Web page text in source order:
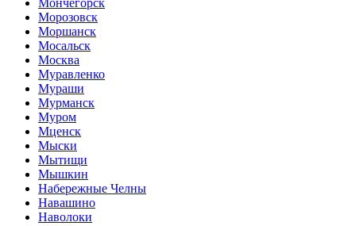
Мончегорск
Морозовск
Моршанск
Мосальск
Москва
Муравленко
Мураши
Мурманск
Муром
Мценск
Мыски
Мытищи
Мышкин
Набережные Челны
Навашино
Наволоки